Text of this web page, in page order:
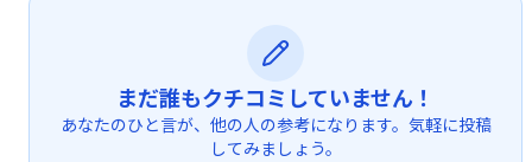
まだ誰もクチコミしていません！
あなたのひと言が、他の人の参考になります。気軽に投稿
してみましょう。